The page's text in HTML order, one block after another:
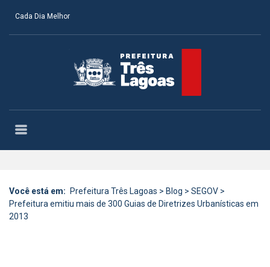
Cada Dia Melhor
Você está em: Prefeitura Três Lagoas > Blog > SEGOV >
Prefeitura emitiu mais de 300 Guias de Diretrizes Urbanísticas em
2013